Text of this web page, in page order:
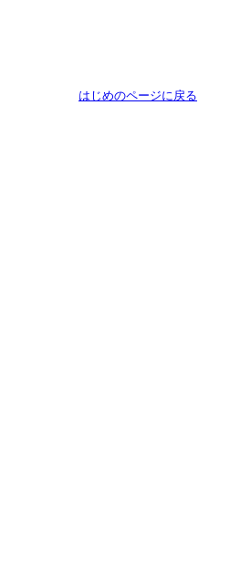
はじめのページに戻る